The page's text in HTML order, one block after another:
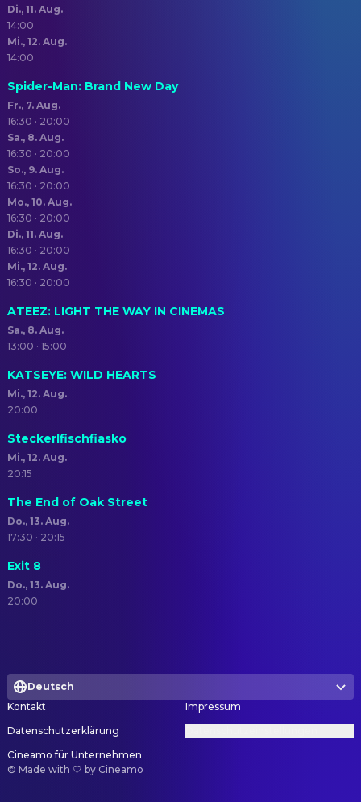
Di., 11. Aug.
14:00
Mi., 12. Aug.
14:00
Spider-Man: Brand New Day
Fr., 7. Aug.
16:30 · 20:00
Sa., 8. Aug.
16:30 · 20:00
So., 9. Aug.
16:30 · 20:00
Mo., 10. Aug.
16:30 · 20:00
Di., 11. Aug.
16:30 · 20:00
Mi., 12. Aug.
16:30 · 20:00
ATEEZ: LIGHT THE WAY IN CINEMAS
Sa., 8. Aug.
13:00 · 15:00
KATSEYE: WILD HEARTS
Mi., 12. Aug.
20:00
Steckerlfischfiasko
Mi., 12. Aug.
20:15
The End of Oak Street
Do., 13. Aug.
17:30 · 20:15
Exit 8
Do., 13. Aug.
20:00
Deutsch
Kontakt
Impressum
Datenschutzerklärung
Cineamo für Unternehmen
© Made with 🤍 by Cineamo